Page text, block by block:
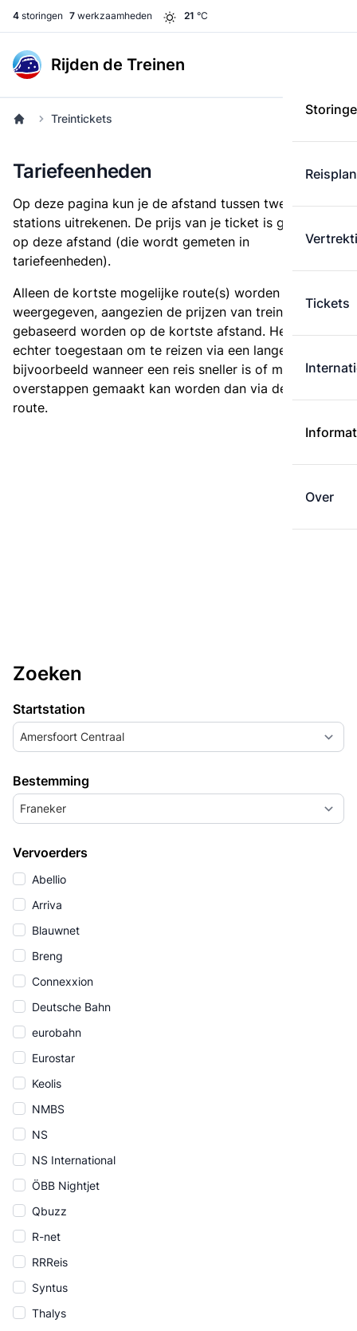
4 storingen 7 werkzaamheden 21 °C
Rijden de Treinen
Tickets
Over
Treintickets
Tariefeenheden
Op deze pagina kun je de afstand tussen twee
stations uitrekenen. De prijs van je ticket is gebaseerd
op deze afstand (die wordt gemeten in
tariefeenheden).
Alleen de kortste mogelijke route(s) worden
weergegeven, aangezien de prijzen van treintickets
gebaseerd worden op de kortste afstand. Het is
echter toegestaan om te reizen via een langere route,
bijvoorbeeld wanneer een reis sneller is of met minder
overstappen gemaakt kan worden dan via de kortste
route.
Zoeken
Startstation
Amersfoort Centraal
Bestemming
Franeker
Vervoerders
Abellio
Arriva
Blauwnet
Breng
Connexxion
Deutsche Bahn
eurobahn
Eurostar
Keolis
NMBS
NS
NS International
ÖBB Nightjet
Qbuzz
R-net
RRReis
Syntus
Thalys